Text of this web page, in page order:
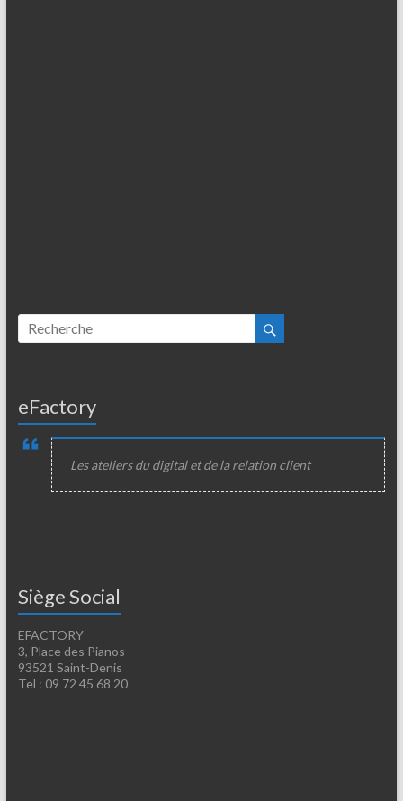
eFactory
Les ateliers du digital et de la relation client
Siège Social
EFACTORY
3, Place des Pianos
93521 Saint-Denis
Tel : 09 72 45 68 20